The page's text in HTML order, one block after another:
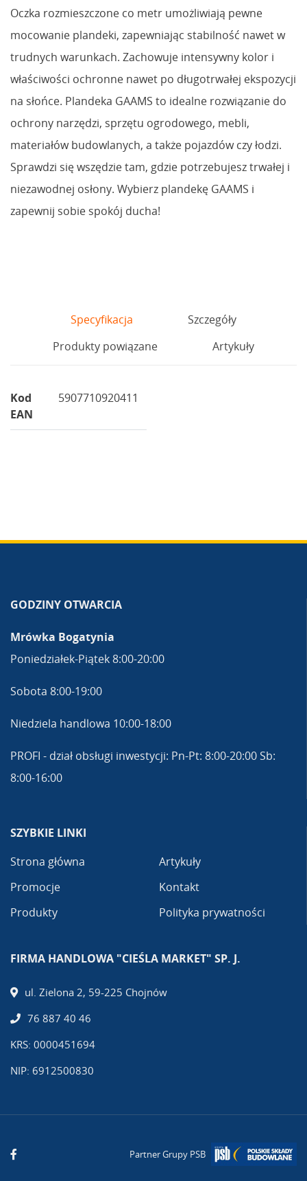
Oczka rozmieszczone co metr umożliwiają pewne
mocowanie plandeki, zapewniając stabilność nawet w
trudnych warunkach. Zachowuje intensywny kolor i
właściwości ochronne nawet po długotrwałej ekspozycji
na słońce. Plandeka GAAMS to idealne rozwiązanie do
ochrony narzędzi, sprzętu ogrodowego, mebli,
materiałów budowlanych, a także pojazdów czy łodzi.
Sprawdzi się wszędzie tam, gdzie potrzebujesz trwałej i
niezawodnej osłony. Wybierz plandekę GAAMS i
zapewnij sobie spokój ducha!
Specyfikacja
Szczegóły
Produkty powiązane
Artykuły
Kod
EAN
5907710920411
GODZINY OTWARCIA
Mrówka Bogatynia
Poniedziałek-Piątek 8:00-20:00
Sobota 8:00-19:00
Niedziela handlowa 10:00-18:00
PROFI - dział obsługi inwestycji: Pn-Pt: 8:00-20:00 Sb:
8:00-16:00
SZYBKIE LINKI
Strona główna
Promocje
Produkty
Artykuły
Kontakt
Polityka prywatności
FIRMA HANDLOWA "CIEŚLA MARKET" SP. J.
ul. Zielona 2, 59-225 Chojnów
76 887 40 46
KRS: 0000451694
NIP: 6912500830
Partner Grupy PSB